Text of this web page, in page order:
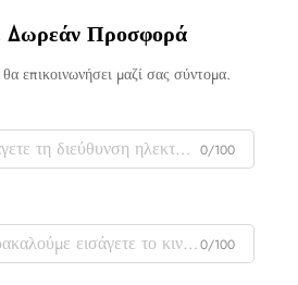
Δωρεάν Προσφορά
επικοινωνήσει μαζί σας σύντομα.
0/100
0/100